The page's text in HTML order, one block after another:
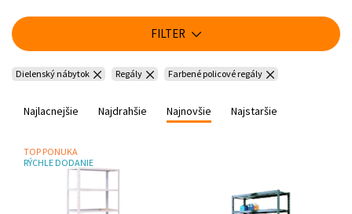
FILTER
Dielenský nábytok Regály Farbené policové regály
Najlacnejšie Najdrahšie Najnovšie Najstaršie
TOP PONUKA
RÝCHLE DODANIE